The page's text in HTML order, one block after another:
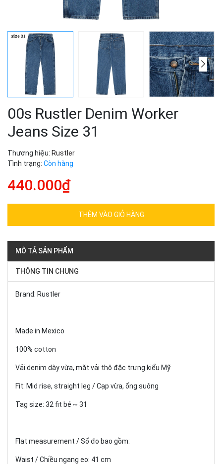
00s Rustler Denim Worker
Jeans Size 31
Thương hiệu: Rustler
Tình trạng: Còn hàng
440.000₫
THÊM VÀO GIỎ HÀNG
MÔ TẢ SẢN PHẨM
THÔNG TIN CHUNG
Brand: Rustler
Made in Mexico
100% cotton
Vải denim dày vừa, mặt vải thô đặc trưng kiểu Mỹ
Fit: Mid rise, straight leg / Cạp vừa, ống suông
Tag size: 32 fit bé ~ 31
Flat measurement / Số đo bao gồm:
Waist / Chiều ngang eo: 41 cm